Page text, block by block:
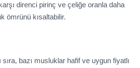
direnci pirinç ve çeliğe oranla daha
ömrünü kısaltabilir.
sıra, bazı musluklar hafif ve uygun fiyatlı